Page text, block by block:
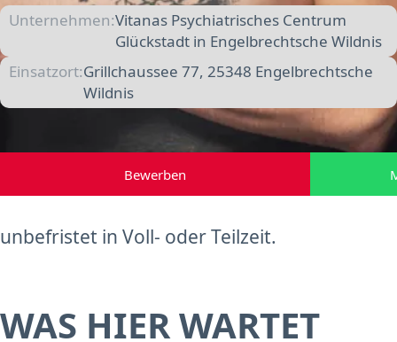
Unternehmen:Vitanas Psychiatrisches Centrum
Glückstadt in Engelbrechtsche Wildnis
Einsatzort:Grillchaussee 77, 25348 Engelbrechtsche
Wildnis
Bewerben
unbefristet in Voll- oder Teilzeit.
WAS HIER WARTET